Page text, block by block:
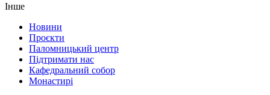
Інше
Новини
Проєкти
Паломницький центр
Підтримати нас
Кафедральний собор
Монастирі